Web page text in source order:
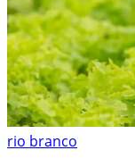
rio branco